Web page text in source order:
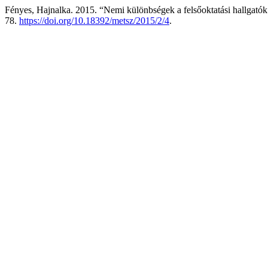
Fényes, Hajnalka. 2015. “Nemi különbségek a felsőoktatási
78. https://doi.org/10.18392/metsz/2015/2/4.